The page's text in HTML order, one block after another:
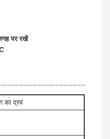
पर रखें
का द्रव